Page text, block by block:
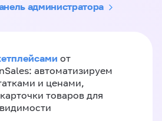
администратора
от
автоматизируем
и ценами,
товаров для